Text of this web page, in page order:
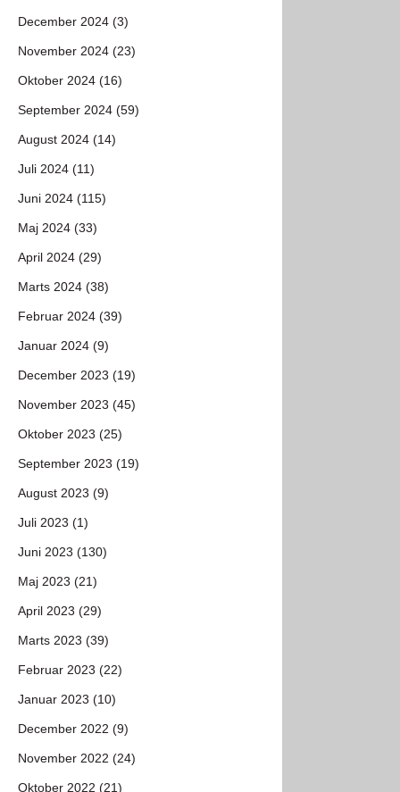
December 2024 (3)
November 2024 (23)
Oktober 2024 (16)
September 2024 (59)
August 2024 (14)
Juli 2024 (11)
Juni 2024 (115)
Maj 2024 (33)
April 2024 (29)
Marts 2024 (38)
Februar 2024 (39)
Januar 2024 (9)
December 2023 (19)
November 2023 (45)
Oktober 2023 (25)
September 2023 (19)
August 2023 (9)
Juli 2023 (1)
Juni 2023 (130)
Maj 2023 (21)
April 2023 (29)
Marts 2023 (39)
Februar 2023 (22)
Januar 2023 (10)
December 2022 (9)
November 2022 (24)
Oktober 2022 (21)